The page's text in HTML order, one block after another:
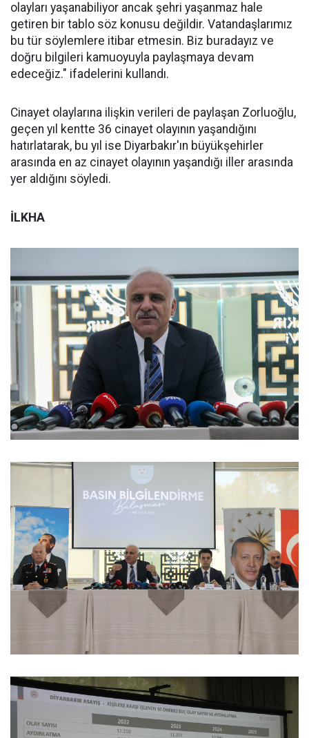
olayları yaşanabiliyor ancak şehri yaşanmaz hale
getiren bir tablo söz konusu değildir. Vatandaşlarımız
bu tür söylemlere itibar etmesin. Biz buradayız ve
doğru bilgileri kamuoyuyla paylaşmaya devam
edeceğiz." ifadelerini kullandı.
Cinayet olaylarına ilişkin verileri de paylaşan Zorluoğlu,
geçen yıl kentte 36 cinayet olayının yaşandığını
hatırlatarak, bu yıl ise Diyarbakır'ın büyükşehirler
arasında en az cinayet olayının yaşandığı iller arasında
yer aldığını söyledi.
İLKHA